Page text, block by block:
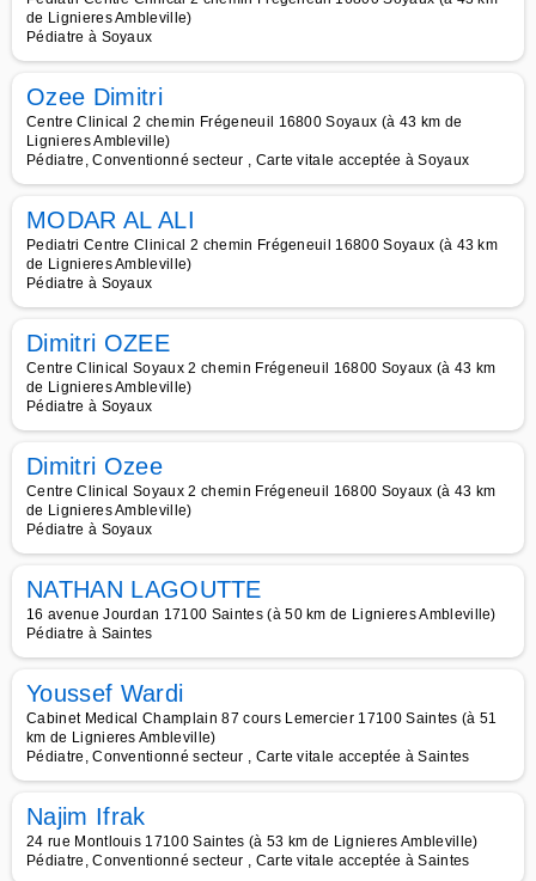
de Lignieres Ambleville)
Pédiatre à Soyaux
Ozee Dimitri
Centre Clinical 2 chemin Frégeneuil 16800 Soyaux (à 43 km de
Lignieres Ambleville)
Pédiatre, Conventionné secteur , Carte vitale acceptée à Soyaux
MODAR AL ALI
Pediatri Centre Clinical 2 chemin Frégeneuil 16800 Soyaux (à 43 km
de Lignieres Ambleville)
Pédiatre à Soyaux
Dimitri OZEE
Centre Clinical Soyaux 2 chemin Frégeneuil 16800 Soyaux (à 43 km
de Lignieres Ambleville)
Pédiatre à Soyaux
Dimitri Ozee
Centre Clinical Soyaux 2 chemin Frégeneuil 16800 Soyaux (à 43 km
de Lignieres Ambleville)
Pédiatre à Soyaux
NATHAN LAGOUTTE
16 avenue Jourdan 17100 Saintes (à 50 km de Lignieres Ambleville)
Pédiatre à Saintes
Youssef Wardi
Cabinet Medical Champlain 87 cours Lemercier 17100 Saintes (à 51
km de Lignieres Ambleville)
Pédiatre, Conventionné secteur , Carte vitale acceptée à Saintes
Najim Ifrak
24 rue Montlouis 17100 Saintes (à 53 km de Lignieres Ambleville)
Pédiatre, Conventionné secteur , Carte vitale acceptée à Saintes